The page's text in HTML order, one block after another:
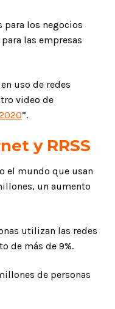
para los negocios
las empresas
uso de redes
video de
”.
y RRSS
el mundo que usan
un aumento
utilizan las redes
de más de 9%.
de personas